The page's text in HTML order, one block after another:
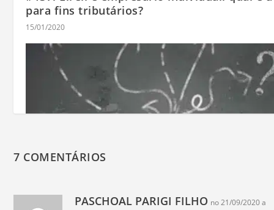
para fins tributários?
15/01/2020
7 COMENTÁRIOS
PASCHOAL PARIGI FILHO no 21/09/2020 a